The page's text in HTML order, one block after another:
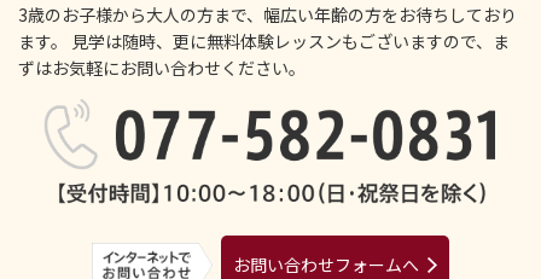
3歳のお子様から大人の方まで、幅広い年齢の方をお待ちしており
ます。
見学は随時、更に無料体験レッスンもございますので、ま
ずはお気軽にお問い合わせください。
お問い合わせフォームへ